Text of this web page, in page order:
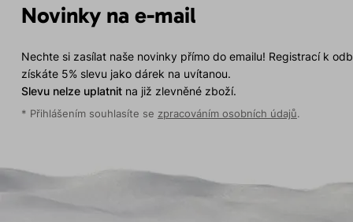
Novinky na e-mail
Nechte si zasílat naše novinky přímo do emailu! Registrací k
získáte 5% slevu jako dárek na uvítanou.
Slevu nelze uplatnitna již zlevněné zboží.
* Přihlášením souhlasíte se zpracováním osobních údajů.